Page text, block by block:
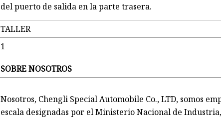
del puerto de salida en la parte trasera.
TALLER
1
SOBRE NOSOTROS
Nosotros, Chengli Special Automobile Co., LTD, somos
escala designadas por el Ministerio Nacional de